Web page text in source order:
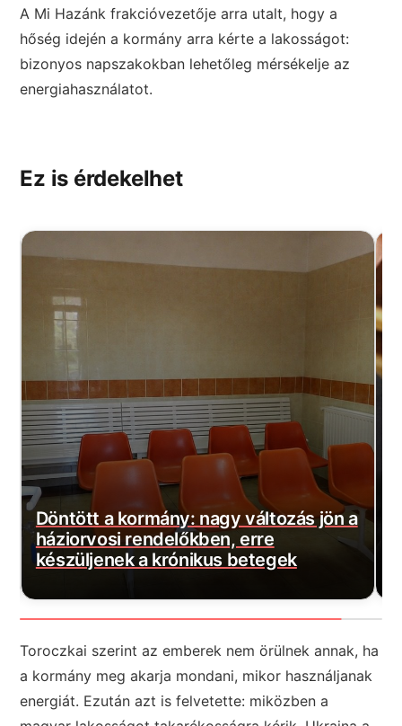
A Mi Hazánk frakcióvezetője arra utalt, hogy a
hőség idején a kormány arra kérte a lakosságot:
bizonyos napszakokban lehetőleg mérsékelje az
energiahasználatot.
Ez is érdekelhet
Szijjártó máris rossz híreket kapott:
Százmilliós bírságot szabott ki a
hatóság!
Toroczkai szerint az emberek nem örülnek annak, ha
a kormány meg akarja mondani, mikor használjanak
energiát. Ezután azt is felvetette: miközben a